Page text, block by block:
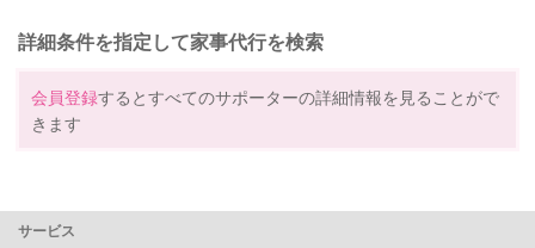
詳細条件を指定して家事代行を検索
会員登録するとすべてのサポーターの詳細情報を見ることがで
きます
サービス